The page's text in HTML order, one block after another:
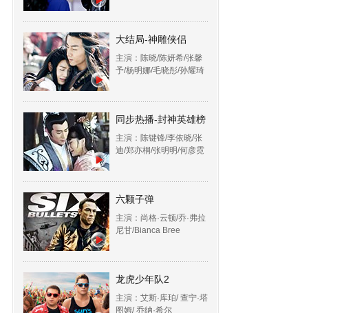
大结局-神雕侠侣
主演：陈晓/陈妍希/张馨
予/杨明娜/毛晓彤/孙耀琦
同步热播-封神英雄榜
主演：陈键锋/李依晓/张
迪/郑亦桐/张明明/何彦霓
六颗子弹
主演：尚格·云顿/乔·弗拉
尼甘/Bianca Bree
龙虎少年队2
主演：艾斯·库珀/ 查宁·塔
图姆/ 乔纳·希尔